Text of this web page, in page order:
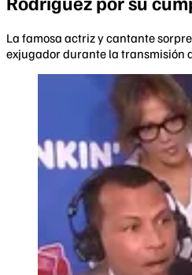
La famosa actriz y cantante
exjugador durante la transmisión